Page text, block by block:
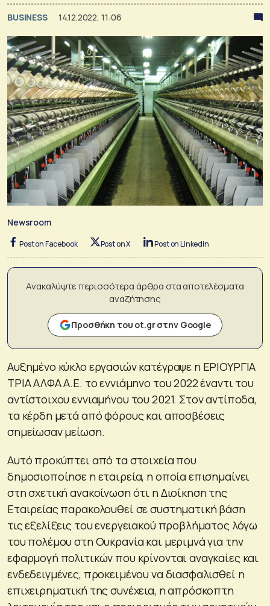
BUSINESS 14.12.2022, 11:06
Newsroom
Post on Facebook Post on X Post on LinkedIn
Ανακαλύψτε περισσότερα άρθρα στα αποτελέσματα
αναζήτησης
Προσθήκη του ot.gr στην Google
Αυξημένο κύκλο εργασιών κατέγραψε η ΕΡΙΟΥΡΓΙΑ
ΤΡΙΑ ΑΛΦΑ Α.Ε. το εννιάμηνο του 2022 έναντι του
αντίστοιχου εννιαμήνου του 2021. Στον αντίποδα,
τα κέρδη μετά από φόρους και αποσβέσεις
σημείωσαν μείωση.
Αυτό προκύπτει από τα στοιχεία που
δημοσιοποίησε η εταιρεία, η οποία επισημαίνει
στη σχετική ανακοίνωση ότι η Διοίκηση της
Εταιρείας παρακολουθεί σε συστηματική βάση
τις εξελίξεις του ενεργειακού προβλήματος λόγω
του πολέμου στη Ουκρανία και μεριμνά για την
εφαρμογή πολιτικών που κρίνονται αναγκαίες και
ενδεδειγμένες, προκειμένου να διασφαλισθεί η
επιχειρηματική της συνέχεια, η απρόσκοπτη